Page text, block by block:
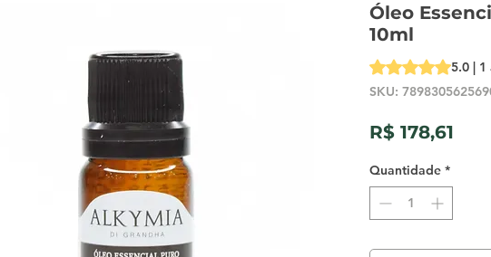
Óleo
10ml
A classificação é
5.0 | 1
SKU:
R$ 178,61
Quantidade *